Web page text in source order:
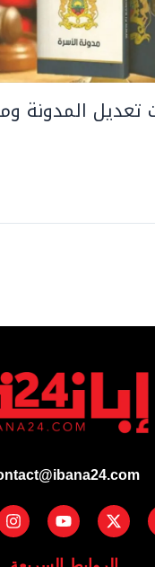
تعديل المدونة
X-
twitter
Youtube